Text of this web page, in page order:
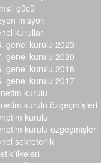
gücü
misyon
kurullar
genel kurulu 2023
genel kurulu 2020
genel kurulu 2018
genel kurulu 2017
kurulu
kurulu özgeçmişleri
kurulu
kurulu özgeçmişleri
sekreterlik
i̇lkeleri